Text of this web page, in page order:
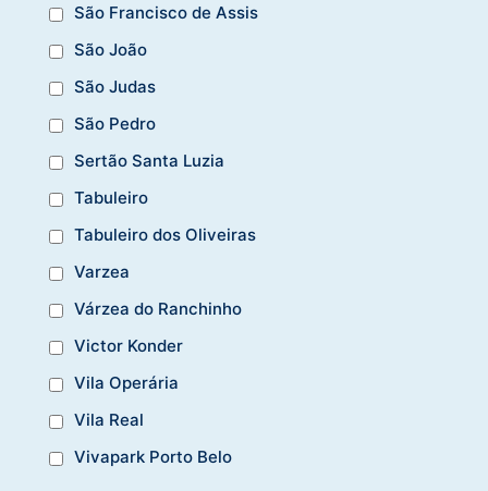
São Francisco de Assis
São João
São Judas
São Pedro
Sertão Santa Luzia
Tabuleiro
Tabuleiro dos Oliveiras
Varzea
Várzea do Ranchinho
Victor Konder
Vila Operária
Vila Real
Vivapark Porto Belo